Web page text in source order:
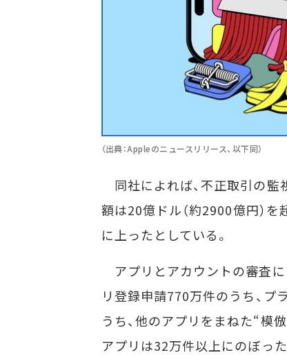
（出典：Appleのニュースリリース、以下同）
同社によれば、不正取引の監
額は20億ドル（約2900億円）
に上ったとしている。
アプリとアカウントの審査
リ登録申請770万件のうち、
うち、他のアプリをまねた“模
アプリは32万件以上にのぼっ